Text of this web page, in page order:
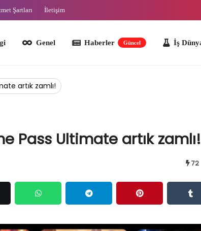
Şartları İletişim
Genel Haberler İş Dünyası
artık zamlı!
Pass Ultimate artık zamlı!
72